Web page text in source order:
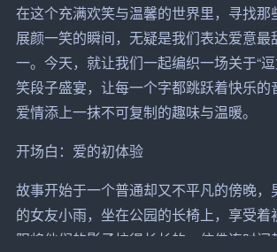
在这个充满欢笑与温馨的世界里，寻找那
展颜一笑的瞬间，无疑是我们表达爱意最
一。今天，就让我们一起编织一场关于“
笑段子盛宴，让每一个字都跳跃着快乐的
爱情添上一抹不可复制的趣味与温暖。
开场白：爱的初体验
故事开始于一个普通却又不平凡的傍晚，
的女友小雨，坐在公园的长椅上，享受着
阳将他们的影子拉得长长的，仿佛连时间